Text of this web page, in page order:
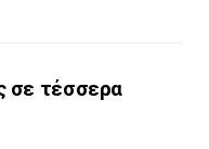
σε τέσσερα